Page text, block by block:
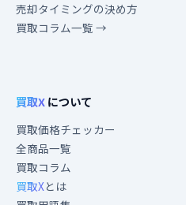
売却タイミングの決め方
買取コラム一覧 →
買取Xについて
買取価格チェッカー
全商品一覧
買取コラム
買取Xとは